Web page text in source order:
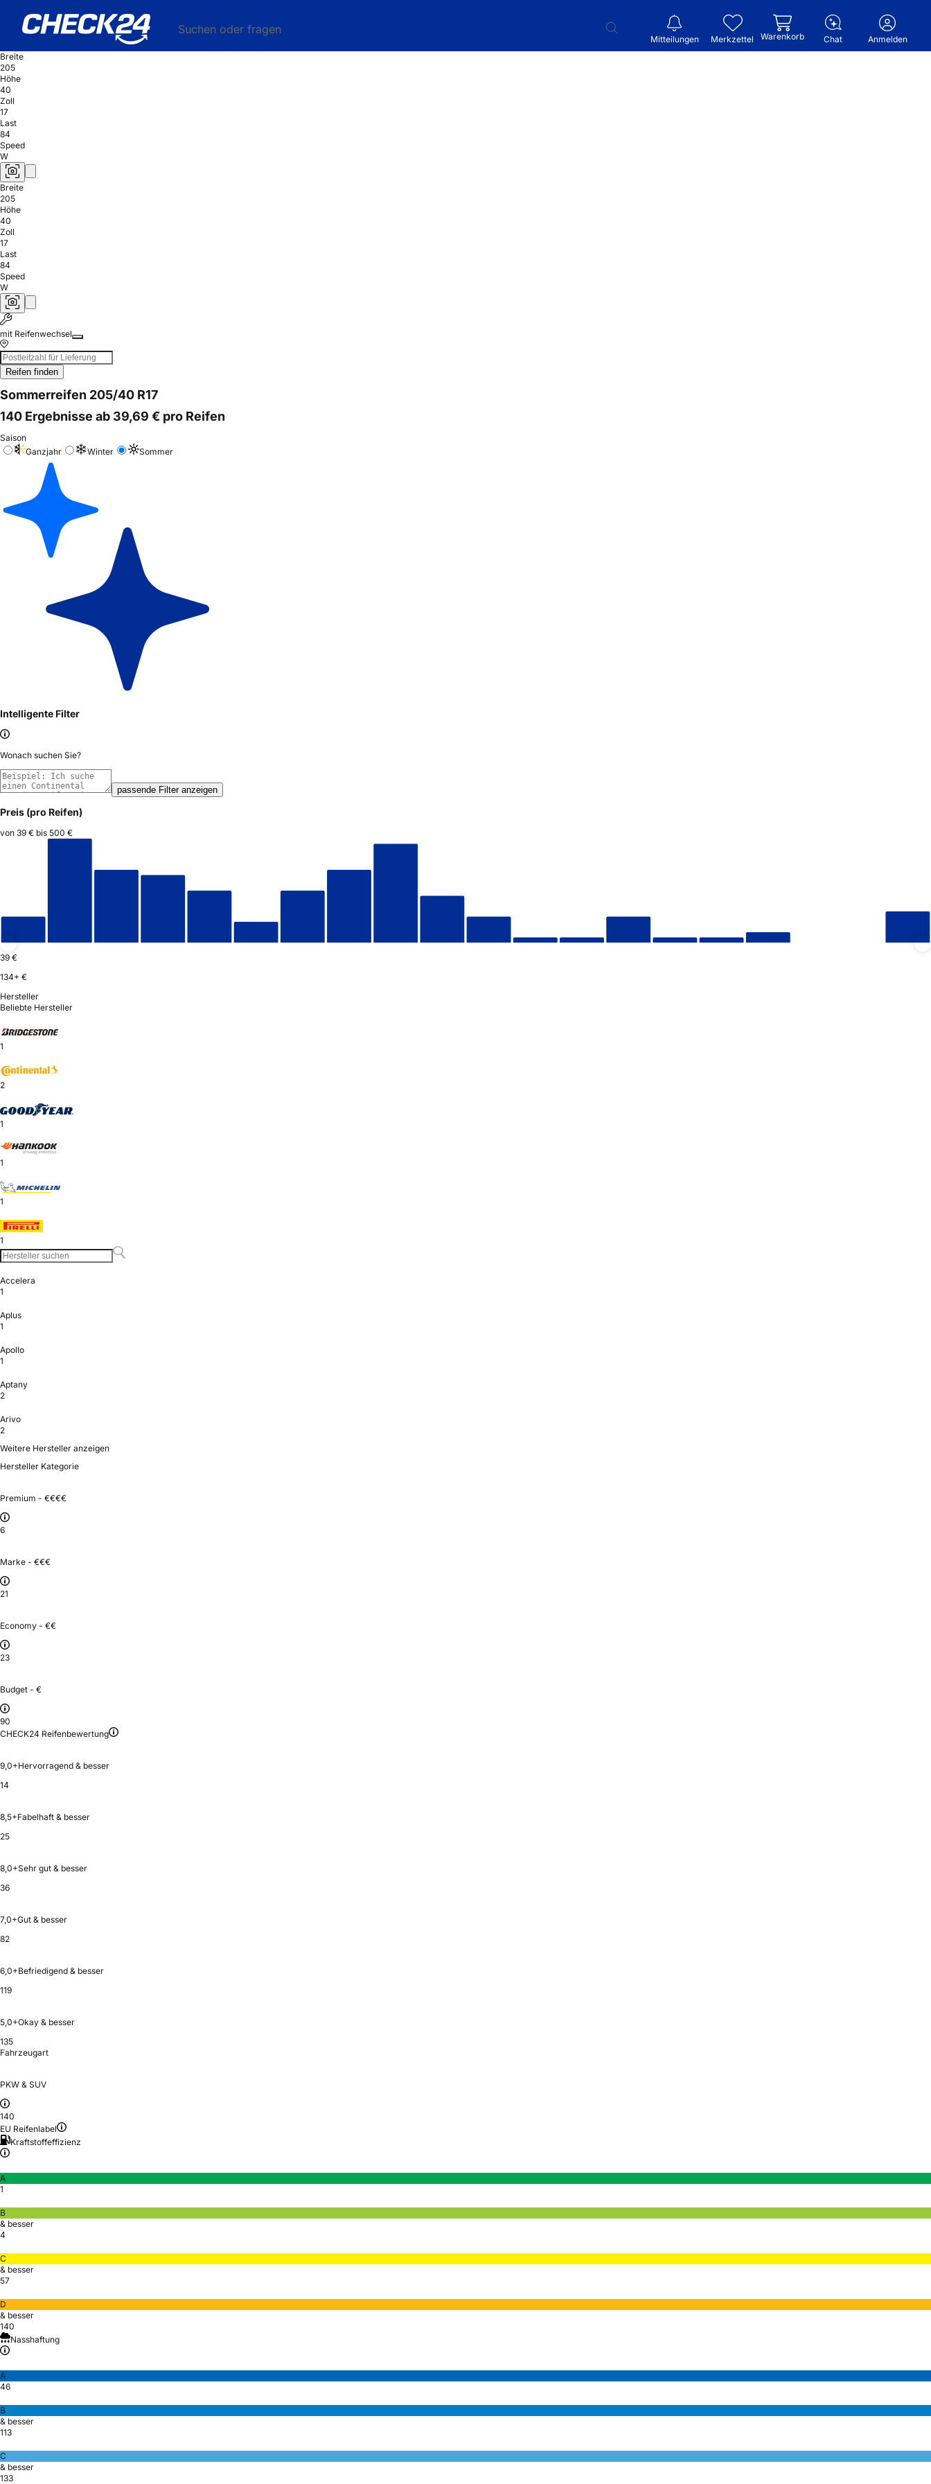
Suchen oder fragen
Mitteilungen Merkzettel Warenkorb Chat
Anmelden
Breite
205
Höhe
40
Zoll
17
Last
84
Speed
W
Breite
205
Höhe
40
Zoll
17
Last
84
Speed
W
mit Reifenwechsel
Reifen finden
Sommerreifen 205/40 R17
140 Ergebnisse ab 39,69 € pro Reifen
Saison
Ganzjahr
Winter Sommer
Intelligente Filter
Wonach suchen Sie?
passende Filter anzeigen
Preis (pro Reifen)
von 39 € bis 500 €
39 €
134+ €
Hersteller
Beliebte Hersteller
1
2
1
1
1
1
Accelera
1
Aplus
1
Apollo
1
Aptany
2
Arivo
2
Weitere Hersteller anzeigen
Hersteller Kategorie
Premium - €€€€
6
Marke - €€€
21
Economy - €€
23
Budget - €
90
CHECK24 Reifenbewertung
9,0+Hervorragend & besser
14
8,5+Fabelhaft & besser
25
8,0+Sehr gut & besser
36
7,0+Gut & besser
82
6,0+Befriedigend & besser
119
5,0+Okay & besser
135
Fahrzeugart
PKW & SUV
140
EU Reifenlabel
Kraftstoffeffizienz
A
1
B
& besser
4
C
& besser
57
D
& besser
140
Nasshaftung
A
46
B
& besser
113
C
& besser
133